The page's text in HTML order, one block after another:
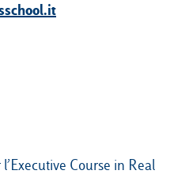
Course in Real